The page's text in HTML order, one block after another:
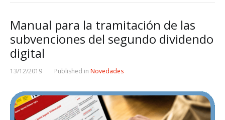
Manual para la tramitación de las
subvenciones del segundo dividendo
digital
13/12/2019 Published in Novedades